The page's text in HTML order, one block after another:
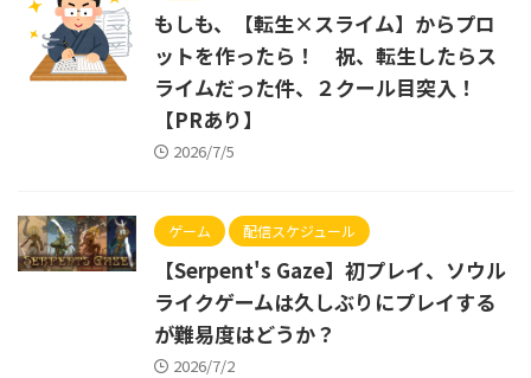
もしも、【転生×スライム】からプロ
ットを作ったら！ 祝、転生したらス
ライムだった件、２クール目突入！
【PRあり】
2026/7/5
ゲーム 配信スケジュール
【Serpent's Gaze】初プレイ、ソウル
ライクゲームは久しぶりにプレイする
が難易度はどうか？
2026/7/2